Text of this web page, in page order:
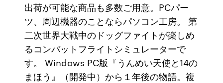
出荷が可能な商品も多数ご用意。PCパー
ツ、周辺機器のことならパソコン工房。 第
二次世界大戦中のドッグファイトが楽しめ
るコンバットフライトシミュレーターで
す。 Windows PC版『うんめい天使と14の
まほう』（開発中）から１年後の物語。複